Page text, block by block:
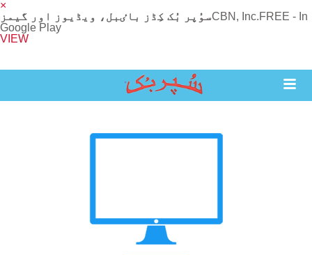
×
سوُپر بُک کِڈز باٸبل، ویڈیوز اور گیمزCBN, Inc.FREE - In
Google Play
VIEW